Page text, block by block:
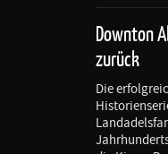
Downton
zurück
Die